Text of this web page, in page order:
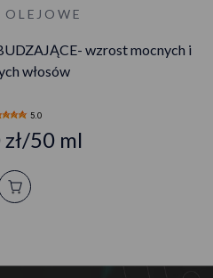
OLEJOWE
wzrost mocnych i
włosów
5.0
50 ml